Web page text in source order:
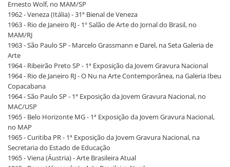
Ernesto Wolf, no MAM/SP
1962 - Veneza (Itália) - 31ª Bienal de Veneza
1963 - Rio de Janeiro RJ - 1º Salão de Arte do Jornal do Brasil, no
MAM/RJ
1963 - São Paulo SP - Marcelo Grassmann e Darel, na Seta Galeria de
Arte
1964 - Ribeirão Preto SP - 1ª Exposição da Jovem Gravura Nacional
1964 - Rio de Janeiro RJ - O Nu na Arte Contemporânea, na Galeria Ibeu
Copacabana
1964 - São Paulo SP - 1ª Exposição da Jovem Gravura Nacional, no
MAC/USP
1965 - Belo Horizonte MG - 1ª Exposição da Jovem Gravura Nacional,
no MAP
1965 - Curitiba PR - 1ª Exposição da Jovem Gravura Nacional, na
Secretaria do Estado de Educação
1965 - Viena (Áustria) - Arte Brasileira Atual